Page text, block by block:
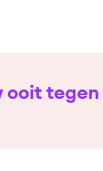
ooit tegen